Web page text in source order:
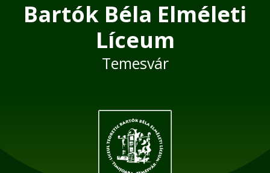
Bartók Béla Elméleti
Líceum
Temesvár
Post
navigation